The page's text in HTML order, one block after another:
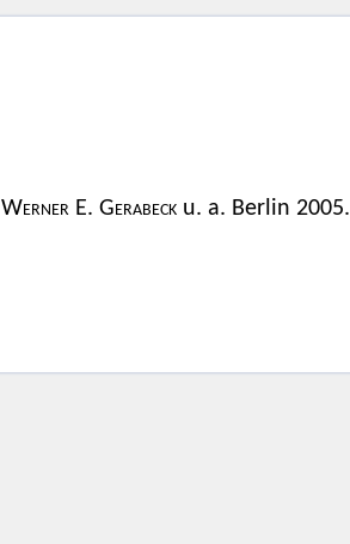
Werner E. Gerabecku. a. Berlin 2005.